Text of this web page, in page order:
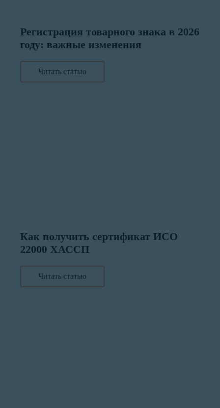
Регистрация товарного знака в 2026
году: важные изменения
Читать статью
Как получить сертификат ИСО
22000 ХАССП
Читать статью